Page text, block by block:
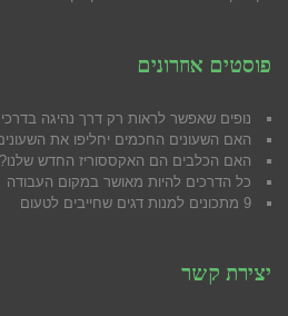
פוסטים אחרונים
נופים שאפשר לראות רק דרך נהיגה
האם השעונים החכמים יחליפו את
האם הכלבים הם האקססוריז החדש שלנו?
כל הדרכים להיות מאושר במקום העבודה
9 מתכונים למנות דגים שחייבים לטעום
יצירת קשר